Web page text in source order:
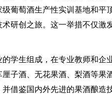
葡萄酒生产性实训基地和
研创之旅。这一举措不仅
生组成，在专业教师和企
子酒、无花果酒、梨酒等
借鉴国内外先进的果酒酿